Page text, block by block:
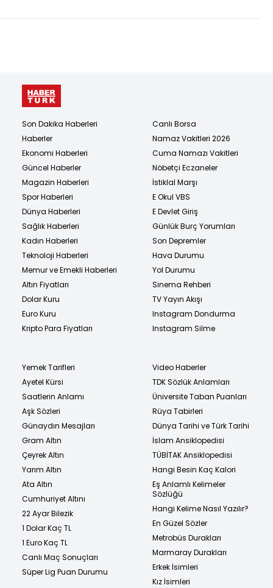
Son Dakika Haberleri
Haberler
Ekonomi Haberleri
Güncel Haberler
Magazin Haberleri
Spor Haberleri
Dünya Haberleri
Sağlık Haberleri
Kadın Haberleri
Teknoloji Haberleri
Memur ve Emekli Haberleri
Altın Fiyatları
Dolar Kuru
Euro Kuru
Kripto Para Fiyatları
Canlı Borsa
Namaz Vakitleri 2026
Cuma Namazı Vakitleri
Nöbetçi Eczaneler
İstiklal Marşı
E Okul VBS
E Devlet Giriş
Günlük Burç Yorumları
Son Depremler
Hava Durumu
Yol Durumu
Sinema Rehberi
TV Yayın Akışı
Instagram Dondurma
Instagram Silme
Yemek Tarifleri
Ayetel Kürsi
Saatlerin Anlamı
Aşk Sözleri
Günaydın Mesajları
Gram Altın
Çeyrek Altın
Yarım Altın
Ata Altın
Cumhuriyet Altını
22 Ayar Bilezik
1 Dolar Kaç TL
1 Euro Kaç TL
Canlı Maç Sonuçları
Süper Lig Puan Durumu
Video Haberler
TDK Sözlük Anlamları
Üniversite Taban Puanları
Rüya Tabirleri
Dünya Tarihi ve Türk Tarihi
İslam Ansiklopedisi
TÜBİTAK Ansiklopedisi
Hangi Besin Kaç Kalori
Eş Anlamlı Kelimeler
Sözlüğü
Hangi Kelime Nasıl Yazılır?
En Güzel Sözler
Metrobüs Durakları
Marmaray Durakları
Erkek İsimleri
Kız İsimleri